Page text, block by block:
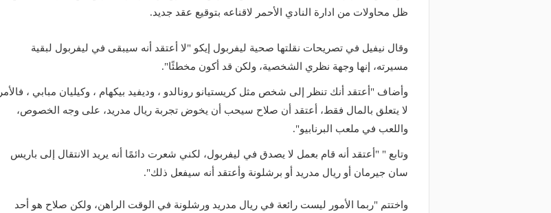
ظل محاولات من ادارة النادي الأحمر لاقناعه بتوقيع عقد جديد.
وقال نيفيل في تصريحات نقلتها صحية ليفربول إيكو "لا أعتقد أنه سيبقى في ليفربول لبقية
مسيرته، إنها وجهة نظري الشخصية، ولكن قد أكون مخطئًا".
وأضاف "أعتقد أنك تنظر إلى شخص مثل كريستيانو رونالدو ، وديفيد بيكهام ، وكيليان مبابي ، فالأمر
لا يتعلق بالمال فقط، أعتقد أن صلاح سيحب أن يخوض تجربة ريال مدريد، على وجه الخصوص،
واللعب في ملعب البرنابيو".
وتابع " "أعتقد أنه قام بعمل لا يصدق في ليفربول، لكني شعرت دائمًا أنه يريد الانتقال إلى باريس
سان جيرمان أو ريال مدريد أو برشلونة وأعتقد أنه سيفعل ذلك".
واختتم "ربما الأمور ليست رائعة في ريال مدريد ورشلونة في الوقت الراهن، ولكن صلاح هو أحد